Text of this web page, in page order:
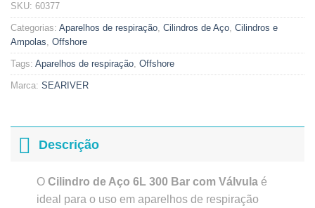
SKU: 60377
Categorias: Aparelhos de respiração, Cilindros de Aço, Cilindros e
Ampolas, Offshore
Tags: Aparelhos de respiração, Offshore
Marca: SEARIVER
Descrição
O Cilindro de Aço 6L 300 Bar com Válvulaé
ideal para o uso em aparelhos de respiração